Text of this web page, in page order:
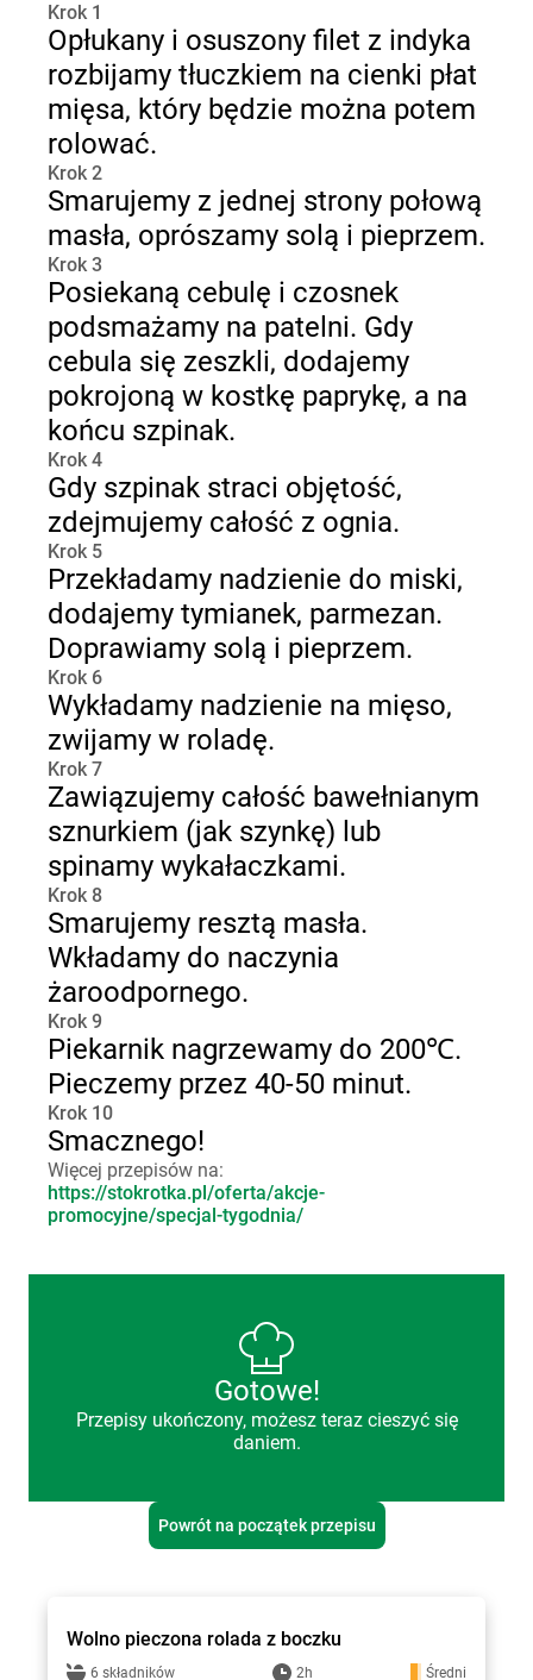
Krok 1
Opłukany i osuszony filet z indyka
rozbijamy tłuczkiem na cienki płat
mięsa, który będzie można potem
rolować.
Krok 2
Smarujemy z jednej strony połową
masła, oprószamy solą i pieprzem.
Krok 3
Posiekaną cebulę i czosnek
podsmażamy na patelni. Gdy
cebula się zeszkli, dodajemy
pokrojoną w kostkę paprykę, a na
końcu szpinak.
Krok 4
Gdy szpinak straci objętość,
zdejmujemy całość z ognia.
Krok 5
Przekładamy nadzienie do miski,
dodajemy tymianek, parmezan.
Doprawiamy solą i pieprzem.
Krok 6
Wykładamy nadzienie na mięso,
zwijamy w roladę.
Krok 7
Zawiązujemy całość bawełnianym
sznurkiem (jak szynkę) lub
spinamy wykałaczkami.
Krok 8
Smarujemy resztą masła.
Wkładamy do naczynia
żaroodpornego.
Krok 9
Piekarnik nagrzewamy do 200℃.
Pieczemy przez 40-50 minut.
Krok 10
Smacznego!
Więcej przepisów na:
https://stokrotka.pl/oferta/akcje-
promocyjne/specjal-tygodnia/
Gotowe!
Przepisy ukończony, możesz teraz cieszyć się
daniem.
Powrót na początek przepisu
Wolno pieczona rolada z boczku
6 składników 2h Średni